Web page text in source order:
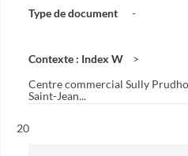
Type de document -
Contexte : Index W
Centre commercial Sully
Saint-Jean...
Résultat n°
20